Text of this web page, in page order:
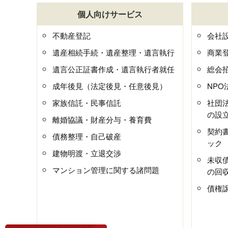
個人向けサービス
不動産登記
遺産相続手続・遺産整理・遺言執行
遺言公正証書作成・遺言執行者就任
成年後見（法定後見・任意後見）
家族信託・民事信託
離婚協議・財産分与・養育費
債務整理・自己破産
建物明渡・立退交渉
マンション管理に関する諸問題
会社
商業
総会
NPO
社団
の設
契約
ック
未収
の回
債権